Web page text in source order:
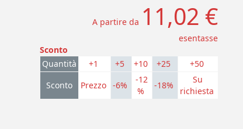
A partire da 11,02 €
esentasse
Sconto
Quantità
+1 +5 +10 +25
+50
Sconto
Prezzo -6%
-12
%
-18%
Su
richiesta